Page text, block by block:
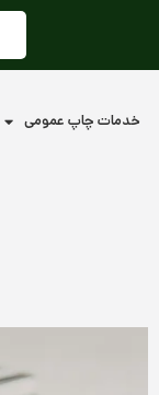
محتوا
خدمات چاپ عمومی